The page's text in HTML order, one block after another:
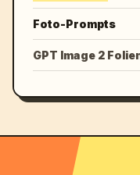
Foto-Prompts
GPT Image 2